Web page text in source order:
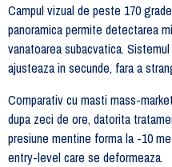
Campul vizual de peste 170
panoramica permite detectarea
vanatoarea subacvatica.
ajusteaza in secunde, fara a
Comparativ cu masti mass-
dupa zeci de ore, datorita
presiune mentine forma la -10
entry-level care se deformeaza.